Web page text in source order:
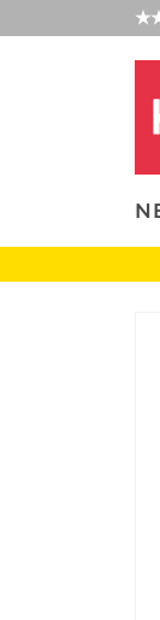
UNSERE